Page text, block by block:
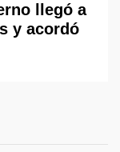
llegó a
y acordó